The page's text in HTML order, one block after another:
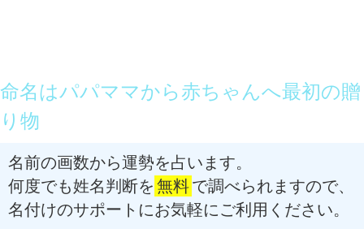
命名はパパママから赤ちゃんへ最初の贈
り物
名前の画数から運勢を占います。
何度でも姓名判断を 無料で調べられますので、
名付けのサポートにお気軽にご利用ください。